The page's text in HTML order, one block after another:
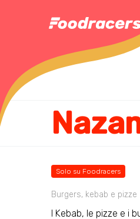
Solo su Foodracers
Burgers, kebab e pizze
I Kebab, le pizze e i